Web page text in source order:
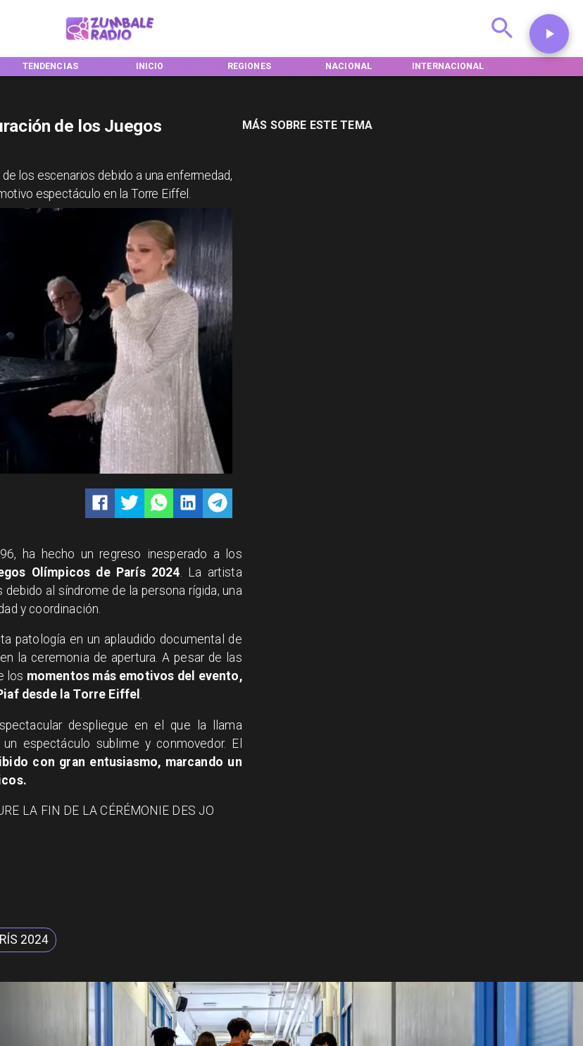
INICIO REGIONES NACIONAL INTERNACIONAL DEPORTES
MÁS SOBRE ESTE TEMA
de los Juegos
los escenarios debido a una enfermedad,
espectáculo en la Torre Eiffel.
ha hecho un regreso inesperado a los
Olímpicos de París 2024 . La artista
al síndrome de la persona rígida, una
y coordinación.
patología en un aplaudido documental de
la ceremonia de apertura. A pesar de las
los momentos más emotivos del evento,
desde la Torre Eiffel .
despliegue en el que la llama
espectáculo sublime y conmovedor. El
con gran entusiasmo, marcando un
LA FIN DE LA CÉRÉMONIE DES JO
2024